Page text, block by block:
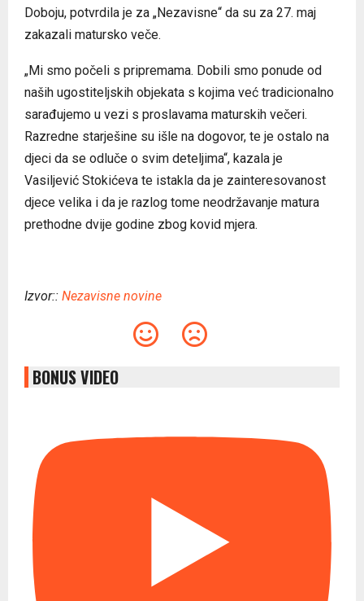
Doboju, potvrdila je za „Nezavisne“ da su za 27. maj
zakazali matursko veče.
„Mi smo počeli s pripremama. Dobili smo ponude od
naših ugostiteljskih objekata s kojima već tradicionalno
sarađujemo u vezi s proslavama maturskih večeri.
Razredne starješine su išle na dogovor, te je ostalo na
djeci da se odluče o svim deteljima“, kazala je
Vasiljević Stokićeva te istakla da je zainteresovanost
djece velika i da je razlog tome neodržavanje matura
prethodne dvije godine zbog kovid mjera.
Izvor:: Nezavisne novine
BONUS VIDEO